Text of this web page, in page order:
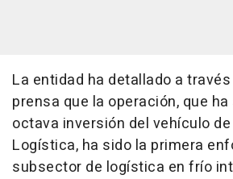
La entidad ha detallado a
prensa que la operación, que
octava inversión del vehículo
Logística, ha sido la primera
subsector de logística en frío